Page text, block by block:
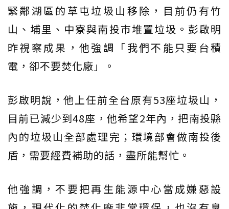
緊鄰湖區的草屯垃圾山移除，目前仍有竹
山、埔里、中寮與南投市堆置垃圾。彭啟明
昨視察成果，他強調「我們不能只要台積
電，卻不要焚化廠」。
彭啟明說，他上任前全台原有53座垃圾山，
目前已減少到48座，他希望2年內，把南投縣
內的垃圾山全部處理完；環境部會做南投後
盾，需要經費補助的話，盡所能幫忙。
他強調，不要把再生能源中心當成嫌惡設